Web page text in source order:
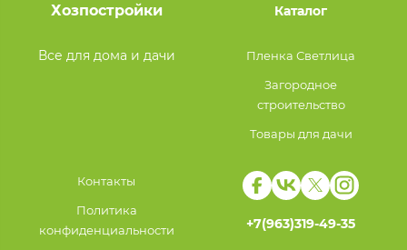
Хозпостройки
Все для дома и дачи
Каталог
Пленка Светлица
Загородное
строительство
Товары для дачи
Контакты
Политика
конфиденциальности
+7(963)319-49-35